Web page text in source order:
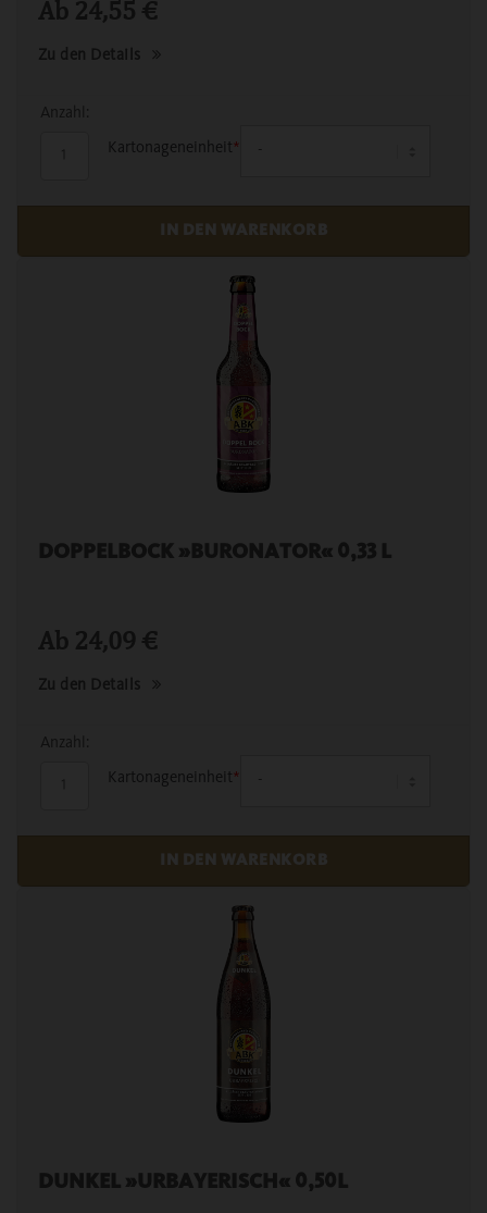
Ab 24,55 €
Zu den Details
Kartonageneinheit *
Anzahl:
DOPPELBOCK »BURONATOR« 0,33 L
Ab 24,09 €
Zu den Details
Kartonageneinheit *
Anzahl:
DUNKEL »URBAYERISCH« 0,50L